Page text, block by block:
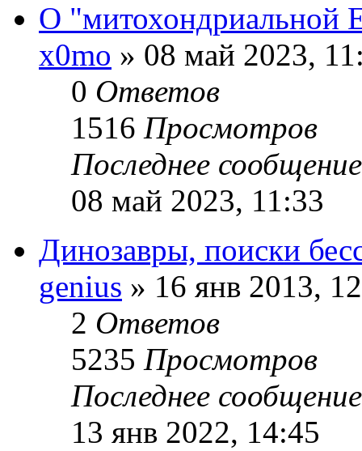
О "митохондриальной
x0mo » 08 май 2023,
0 Ответов
1516 Просмотров
Последнее
08 май 2023, 11:33
Динозавры, поиски
genius » 16 янв 2013,
2 Ответов
5235 Просмотров
Последнее
13 янв 2022, 14:45